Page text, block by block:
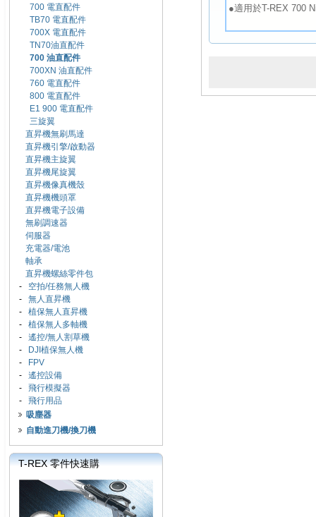
700 電直配件
TB70 電直配件
700X 電直配件
TN70油直配件
700 油直配件
700XN 油直配件
760 電直配件
800 電直配件
E1 900 電直配件
三旋翼
直昇機無刷馬達
直昇機引擎/啟動器
直昇機主旋翼
直昇機尾旋翼
直昇機像真機殼
直昇機機頭罩
直昇機電子設備
無刷調速器
伺服器
充電器/電池
軸承
直昇機螺絲零件包
- 空拍/任務無人機
- 無人直昇機
- 植保無人直昇機
- 植保無人多軸機
- 遙控/無人割草機
-
DJI植保無人機
-
FPV
- 遙控設備
- 飛行模擬器
- 飛行用品
吸塵器
自動進刀機/換刀機
T-REX 零件快速購
●適用於T-REX 700